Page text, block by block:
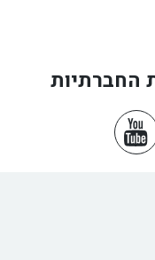
החברתיות